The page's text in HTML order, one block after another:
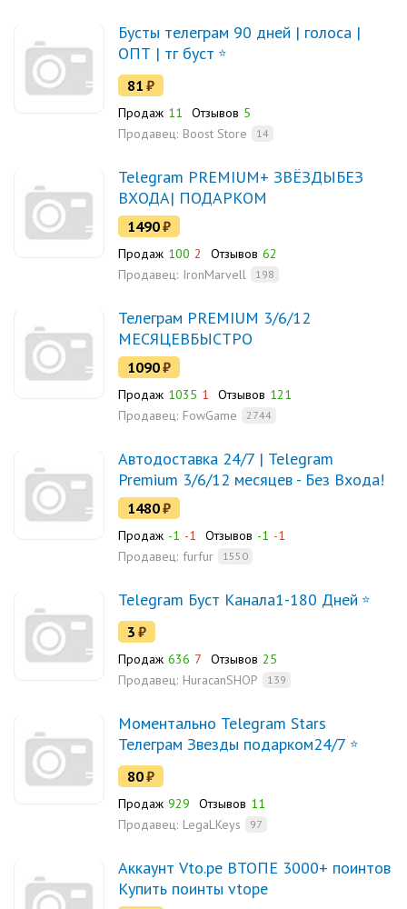
Бусты телеграм 90 дней | голоса |
ОПТ | тг буст
81 ₽
Продаж 11 Отзывов 5
Продавец: Boost Store 14
Telegram PREMIUM+ ЗВЁЗДЫБЕЗ
ВХОДА| ПОДАРКОМ
1490₽
Продаж 100 2 Отзывов 62
Продавец: IronMarvell 198
Телеграм PREMIUM 3/6/12
МЕСЯЦЕВБЫСТРО
1090₽
Продаж 1035 1 Отзывов 121
Продавец: FowGame 2744
Автодоставка 24/7 | Telegram
Premium 3/6/12 месяцев - Без Входа!
1480₽
Продаж -1 -1 Отзывов -1 -1
Продавец: furfur 1550
Telegram Буст Канала1-180 Дней
3 ₽
Продаж 636 7 Отзывов 25
Продавец: HuracanSHOP 139
Моментально Telegram Stars
Телеграм Звезды подарком24/7
80₽
Продаж 929 Отзывов 11
Продавец: LegaLKeys 97
Аккаунт Vto.pe ВТОПЕ 3000+ поинтов
Купить поинты vtope